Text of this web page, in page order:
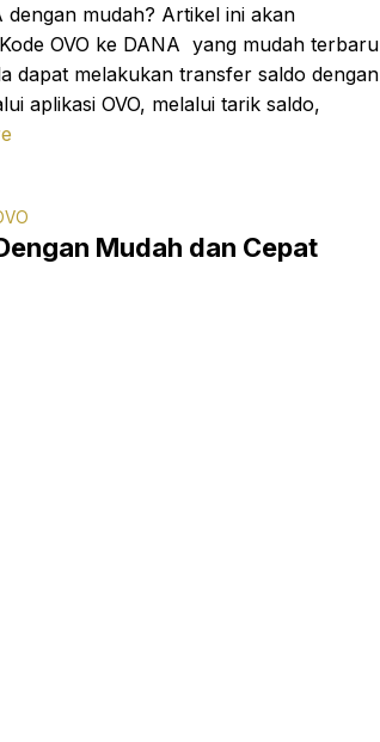
dengan mudah? Artikel ini akan
OVO ke DANA yang mudah terbaru
dapat melakukan transfer saldo dengan
aplikasi OVO, melalui tarik saldo,
Mudah dan Cepat